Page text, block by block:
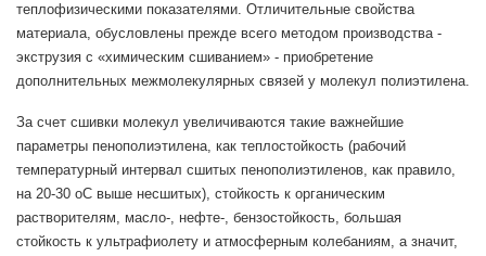
теплофизическими показателями. Отличительные свойства
материала, обусловлены прежде всего методом производства -
экструзия с «химическим сшиванием» - приобретение
дополнительных межмолекулярных связей у молекул полиэтилена.
За счет сшивки молекул увеличиваются такие важнейшие
параметры пенополиэтилена, как теплостойкость (рабочий
температурный интервал сшитых пенополиэтиленов, как правило,
на 20-30 оС выше несшитых), стойкость к органическим
растворителям, масло-, нефте-, бензостойкость, большая
стойкость к ультрафиолету и атмосферным колебаниям, а значит,